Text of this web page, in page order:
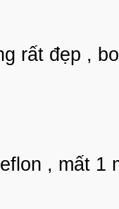
rất đẹp ,
, mất 1